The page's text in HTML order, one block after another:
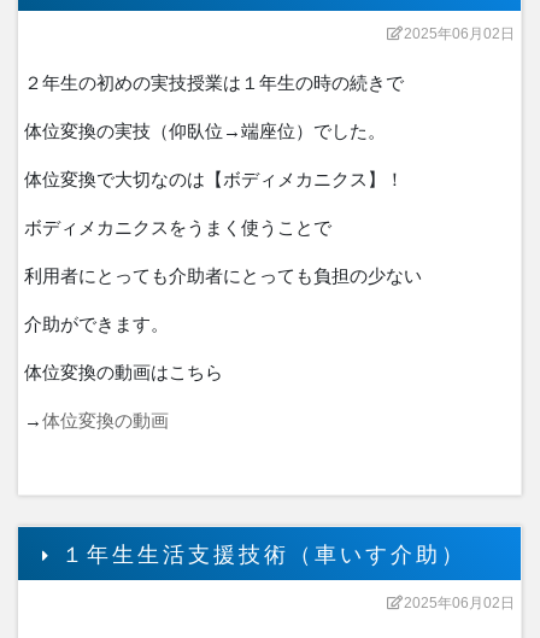
2025年06月02日
２年生の初めの実技授業は１年生の時の続きで
体位変換の実技（仰臥位→端座位）でした。
体位変換で大切なのは【ボディメカニクス】！
ボディメカニクスをうまく使うことで
利用者にとっても介助者にとっても負担の少ない
介助ができます。
体位変換の動画はこちら
→体位変換の動画
１年生生活支援技術（車いす介助）
2025年06月02日